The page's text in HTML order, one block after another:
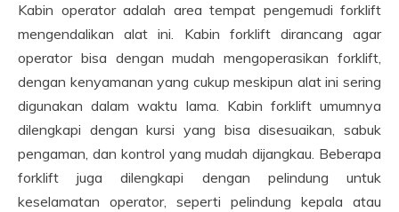
Kabin operator adalah area tempat pengemudi forklift
mengendalikan alat ini. Kabin forklift dirancang agar
operator bisa dengan mudah mengoperasikan forklift,
dengan kenyamanan yang cukup meskipun alat ini sering
digunakan dalam waktu lama. Kabin forklift umumnya
dilengkapi dengan kursi yang bisa disesuaikan, sabuk
pengaman, dan kontrol yang mudah dijangkau. Beberapa
forklift juga dilengkapi dengan pelindung untuk
keselamatan operator, seperti pelindung kepala atau